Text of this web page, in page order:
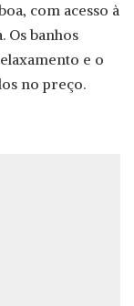
com acesso à
Os banhos
e o
no preço.